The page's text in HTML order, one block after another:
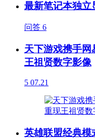
最新笔记本独立
问答 6
天下游戏携手
王祖贤数字影像
5 07.21
英雄联盟经典模